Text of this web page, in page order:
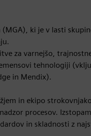
ki je v lasti
za varnejšo,
tehnologiji
in Mendix).
in ekipo
procesov.
in skladnosti z